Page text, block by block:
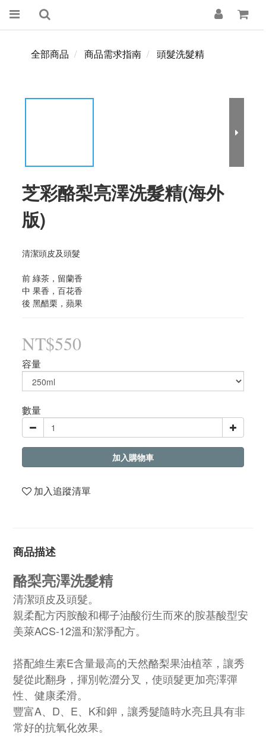
全部商品 商品需求指南 頭髮洗髮精
芝彩酪梨亮澤洗髮精(海外
版)
清潔頭皮及頭髮
前 綠茶，留蘭香
中 果香，百花香
後 黑醋栗，蘋果
NT$550
容量
數量
加入購物車
加入追蹤清單
商品描述
酪梨亮澤洗髮精
清潔頭皮及頭髮。
親柔配方丙胺酸和椰子油酸衍生而來的胺基酸型安
美萊ACS-12溫和潔淨配方。
搭配維生素E含量最高的天然酪梨果油植萃，讓秀
髮從此翻身，揮別乾澀分叉，使頭髮更加亮澤彈
性、健康柔滑。
豐富A、D、E、K和鉀，讓秀髮隨時水亮且具有非
常好的抗氧化效果。